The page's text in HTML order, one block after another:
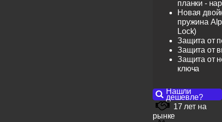
планки -
Новая
пружина
Lock)
Защита от
Защита от
Защита от
ключа
Нашли
дешевле?
17 лет на
рынке